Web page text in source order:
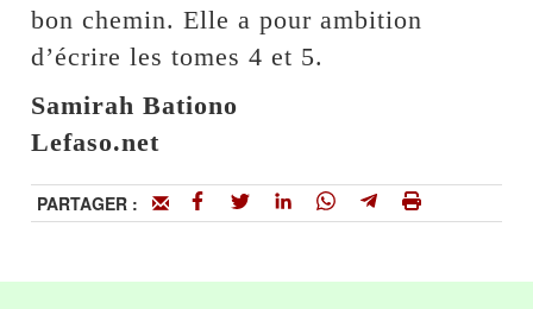
bon chemin. Elle a pour ambition
d’écrire les tomes 4 et 5.
Samirah Bationo
Lefaso.net
PARTAGER :